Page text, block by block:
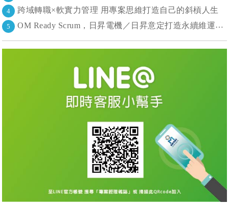
4 跨域轉職×軟實力管理 用專案思維打造自己的斜槓人生
5 OM Ready Scrum，日昇電機／日昇意定打造永續維運新典範